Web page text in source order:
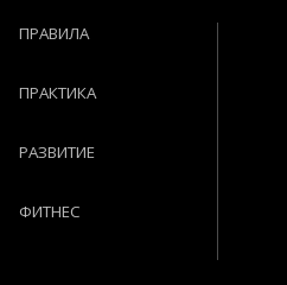
ПРАВИЛА
ПРАКТИКА
РАЗВИТИЕ
ФИТНЕС